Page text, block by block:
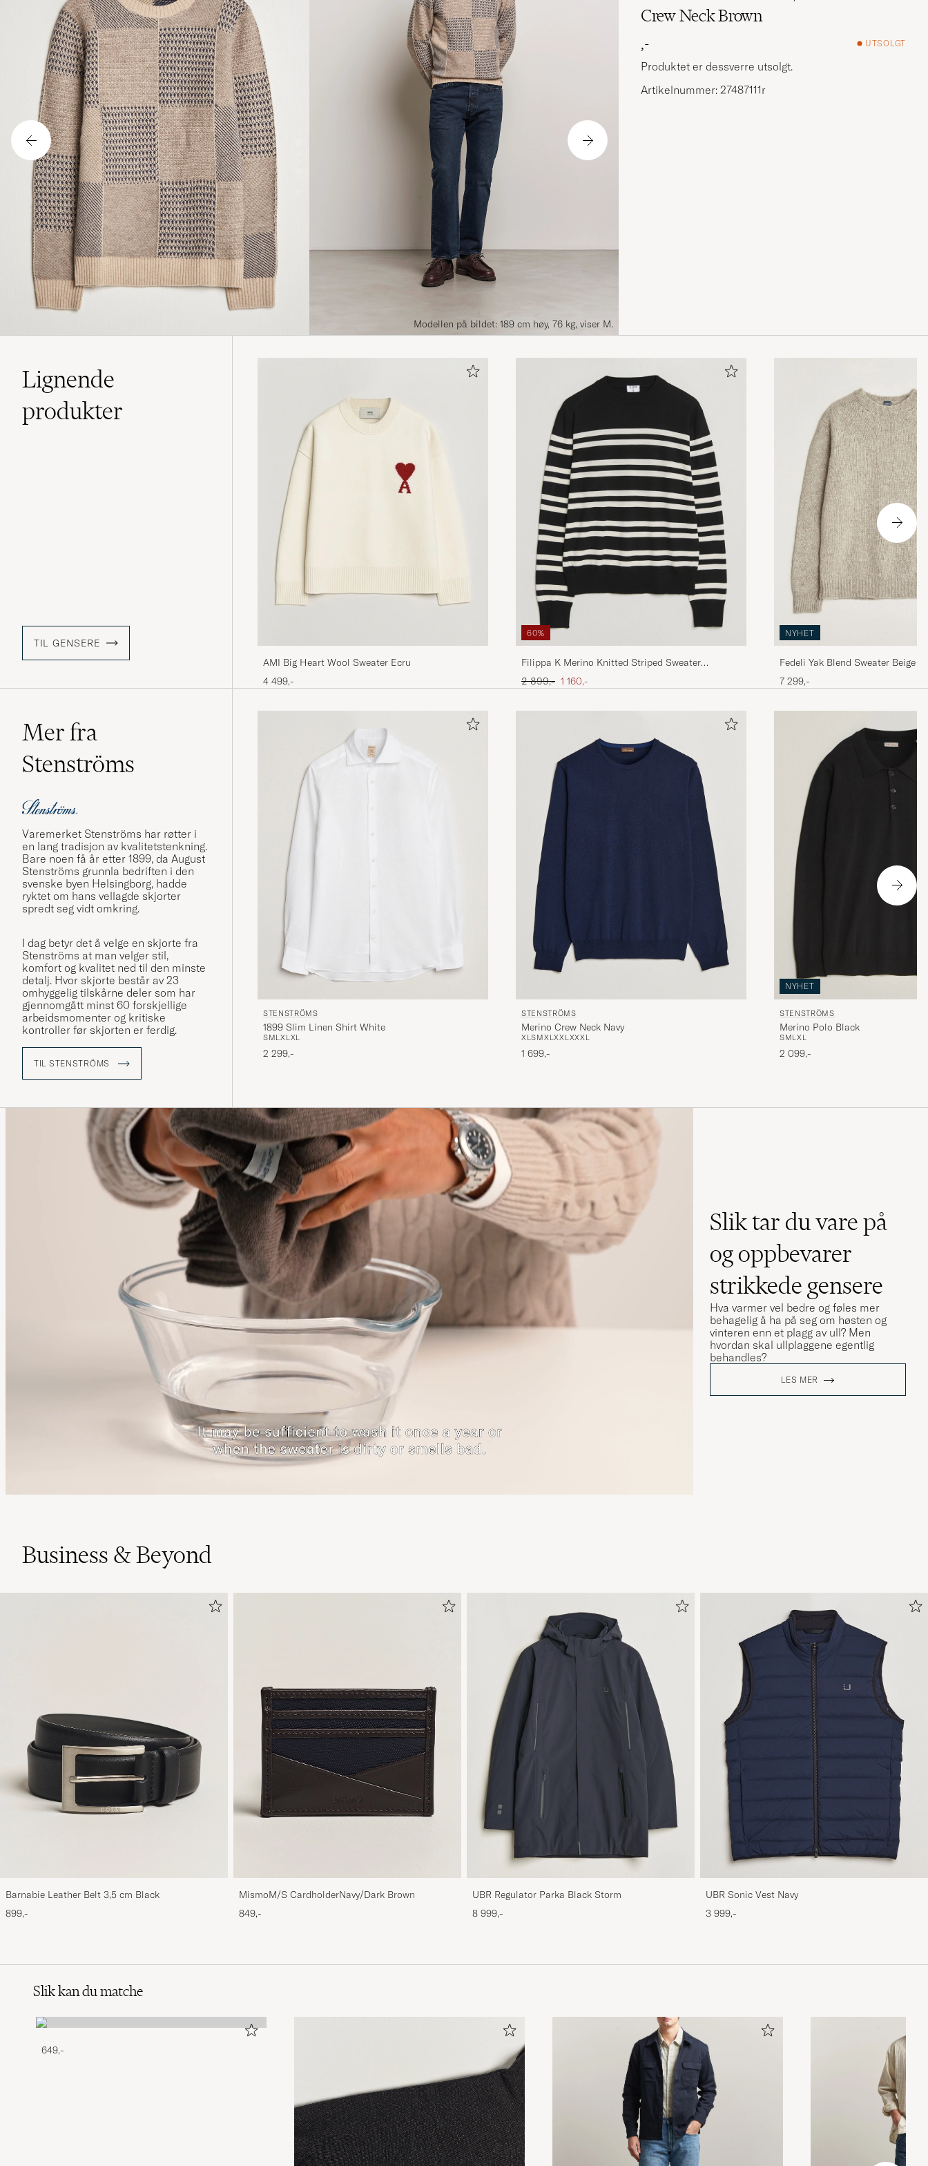
Modellen på bildet: 189 cm høy, 76 kg, viser M.
Crew Neck Brown
,-
UTSOLGT
Produktet er dessverre utsolgt.
Artikelnummer: 27487111r
Lignende
produkter
TIL GENSERE
AMI Big Heart Wool Sweater Ecru
4 499,-
60%
Filippa K Merino Knitted Striped Sweater
Black/White
Ordinær pris
2 899,- Nedsatt pris
1 160,-
NYHET
Fedeli Yak Blend Sweater Beige
7 299,-
Mer fra
Stenströms
Varemerket Stenströms har røtter i
en lang tradisjon av kvalitetstenkning.
Bare noen få år etter 1899, da August
Stenströms grunnla bedriften i den
svenske byen Helsingborg, hadde
ryktet om hans vellagde skjorter
spredt seg vidt omkring.
I dag betyr det å velge en skjorte fra
Stenströms at man velger stil,
komfort og kvalitet ned til den minste
detalj. Hvor skjorte består av 23
omhyggelig tilskårne deler som har
gjennomgått minst 60 forskjellige
arbeidsmomenter og kritiske
kontroller før skjorten er ferdig.
TIL STENSTRÖMS
STENSTRÖMS
1899 Slim Linen Shirt White
SMLXL XL
2 299,-
STENSTRÖMS
Merino Crew Neck Navy
XLSMXLXXL XXXL
1 699,-
NYHET
STENSTRÖMS
Merino Polo Black
SMLXL
2 099,-
Slik tar du vare på
og oppbevarer
strikkede gensere
Hva varmer vel bedre og føles mer
behagelig å ha på seg om høsten og
vinteren enn et plagg av ull? Men
hvordan skal ullplaggene egentlig
behandles?
LES MER
Business & Beyond
Barnabie Leather Belt 3,5 cm Black
899,-
MismoM/S CardholderNavy/Dark Brown
849,-
UBR Regulator Parka Black Storm
8 999,-
UBR Sonic Vest Navy
3 999,-
Slik kan du matche
649,-